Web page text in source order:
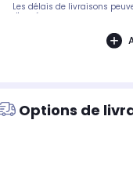
Les délais de livraisons
d'année.
Options de